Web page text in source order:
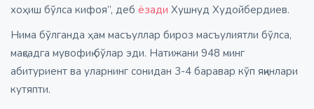
хоҳиш бўлса кифоя”, деб ёзади Хушнуд Худойбердиев.
Нима бўлганда ҳам масъуллар бироз масъулиятли бўлса,
мақсадга мувофиқ бўлар эди. Натижани 948 минг
абитуриент ва уларнинг сонидан 3-4 баравар кўп яқинлари
кутяпти.